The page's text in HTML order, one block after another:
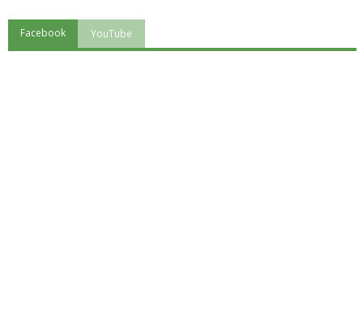
"Superare gli ostacoli": la relazione di Tiziano Pesce al CN Uisp
Facebook YouTube